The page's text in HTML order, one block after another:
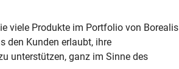
viele Produkte im Portfolio von Borealis
den Kunden erlaubt, ihre
unterstützen, ganz im Sinne des